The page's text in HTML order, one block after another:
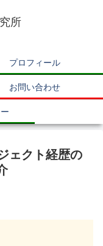
所
プロフィール
お問い合わせ
ェクト経歴の